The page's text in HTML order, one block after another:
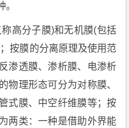
高分子膜)和无机膜(包括
按膜的分离原理及使用范
渗透膜、渗析膜、电渗析
物理形态可分为对称膜、
式膜、中空纤维膜等；按
两类：一种是借助外界能